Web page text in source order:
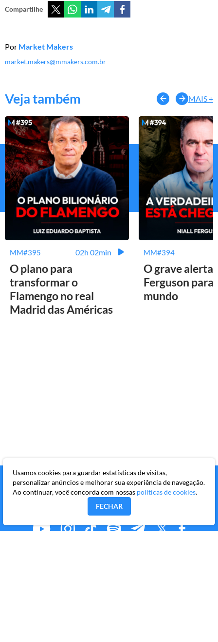
Compartilhe
Por Market Makers
market.makers@mmakers.com.br
Veja também MAIS +
MM#395 02h 02min
O plano para
transformar o
Flamengo no real
Madrid das Américas
MM#394
O grave alerta
Ferguson para
mundo
Usamos cookies para guardar estatísticas de visitas,
personalizar anúncios e melhorar sua experiência de navegação.
Ao continuar, você concorda com nossas políticas de cookies.
FECHAR